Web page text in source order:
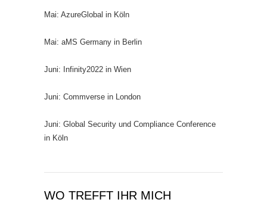
Mai: AzureGlobal in Köln
Mai: aMS Germany in Berlin
Juni: Infinity2022 in Wien
Juni: Commverse in London
Juni: Global Security und Compliance Conference
in Köln
WO TREFFT IHR MICH